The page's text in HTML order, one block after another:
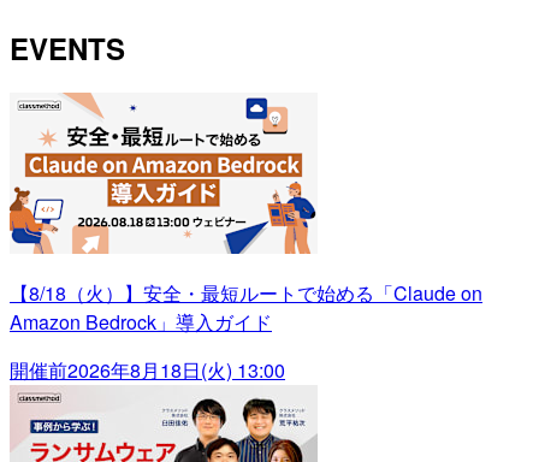
EVENTS
【8/18（火）】安全・最短ルートで始める「Claude on
Amazon Bedrock」導入ガイド
開催前2026年8月18日(火) 13:00